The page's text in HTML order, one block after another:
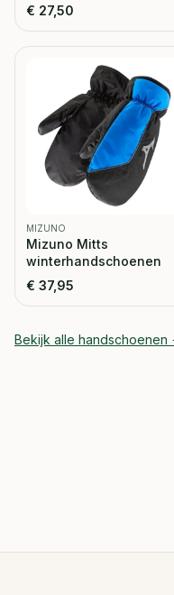
€ 27,50
MIZUNO
Mizuno Mitts
winterhandschoenen
€ 37,95
Bekijk alle handschoenen